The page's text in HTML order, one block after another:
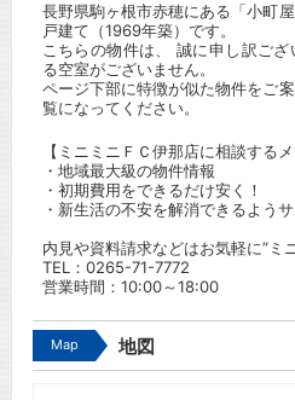
長野県駒ヶ根市赤穂にある「小町
戸建て（1969年築）です。
こちらの物件は、 誠に申し訳ご
る空室がございません。
ページ下部に特徴が似た物件をご
覧になってください。
【ミニミニＦＣ伊那店に相談するメ
・地域最大級の物件情報
・初期費用をできるだけ安く！
・新生活の不安を解消できるよう
内見や資料請求などはお気軽に”ミ
TEL： 0265-71-7772
営業時間：10:00～18:00
Map 地図